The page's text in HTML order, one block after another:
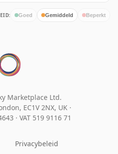
Goed Gemiddeld Beperkt
Marketplace Ltd.
EC1V 2NX, UK ·
· VAT 519 9116 71
Privacybeleid